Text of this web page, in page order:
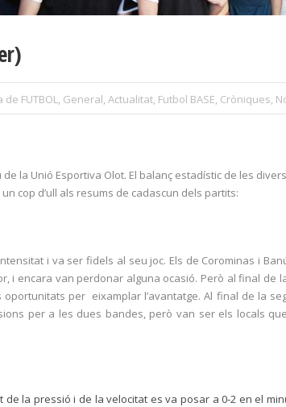
de FUTBOL General Actualitat Futbol BASE Cròniques
la Unió Esportiva Olot. El balanç estadístic de les
cop d’ull als resums de cadascun dels partits:
i va ser fidels al seu joc. Els de Corominas i
i encara van perdonar alguna ocasió. Però al final de
per eixamplar l’avantatge. Al final de la
per a les dues bandes, però van ser els locals
la pressió i de la velocitat es va posar a 0-2 en el